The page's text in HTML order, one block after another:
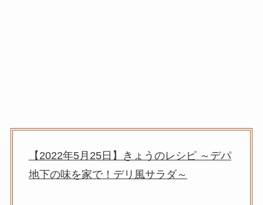
【2022年5月25日】きょうのレシピ ～デパ
地下の味を家で！デリ風サラダ～